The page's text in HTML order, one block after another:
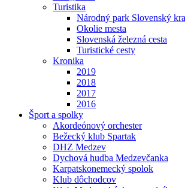
Turistika
Národný park Slovenský
Okolie mesta
Slovenská železná cesta
Turistické cesty
Kronika
2019
2018
2017
2016
Šport a spolky
Akordeónový orchester
Bežecký klub Spartak
DHZ Medzev
Dychová hudba Medzevčanka
Karpatskonemecký spolok
Klub dôchodcov